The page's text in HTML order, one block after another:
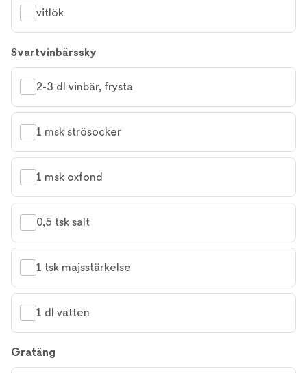
vitlök
Svartvinbärssky
2-3 dl vinbär, frysta
1 msk strösocker
1 msk oxfond
0,5 tsk salt
1 tsk majsstärkelse
1 dl vatten
Gratäng